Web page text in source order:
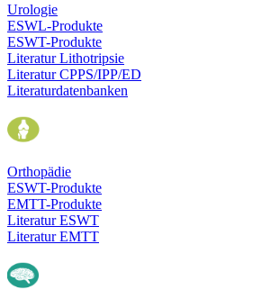
Urologie
ESWL-Produkte
ESWT-Produkte
Literatur Lithotripsie
Literatur CPPS/IPP/ED
Literaturdatenbanken
Orthopädie
ESWT-Produkte
EMTT-Produkte
Literatur ESWT
Literatur EMTT